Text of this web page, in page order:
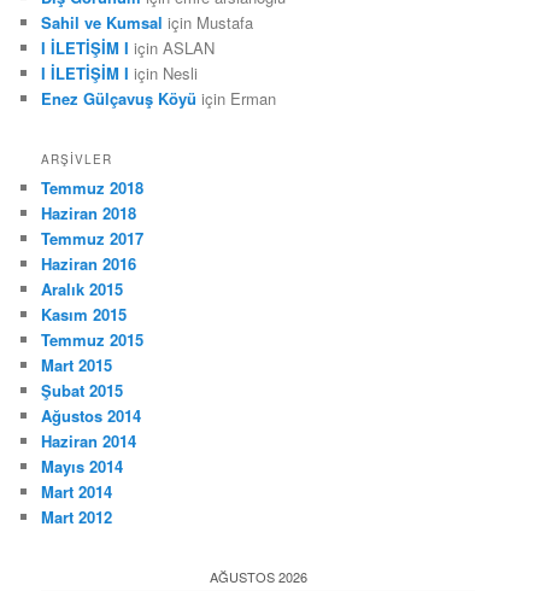
Sahil ve Kumsal için Mustafa
I İLETİŞİM I içinASLAN
I İLETİŞİM I için Nesli
Enez Gülçavuş Köyü için Erman
ARŞIVLER
Temmuz 2018
Haziran 2018
Temmuz 2017
Haziran 2016
Aralık 2015
Kasım 2015
Temmuz 2015
Mart 2015
Şubat 2015
Ağustos 2014
Haziran 2014
Mayıs 2014
Mart 2014
Mart 2012
AĞUSTOS 2026